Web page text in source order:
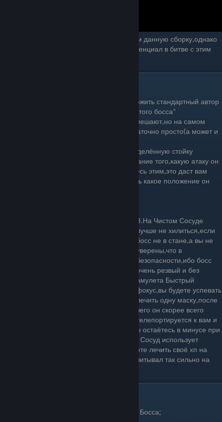
Для этих людей,я могу посоветовать еще и данную сборку,однако
в ней на мой взгляд намного меньший потенциал в битве с этим
1.Самое банальное,что может вам предложить стандартный автор
руководства,это :"Тренируйся проходить этого босса"
И да,тут действительно тренировки не помешают,но на самом
деле атаки сосуда можно впринципе достаточно просто(а может и
2.Наш братец перед атакой встаёт в определённую стойку
что,почти всегда даёт вам время на осознание того,какую атаку он
будет использовать следующей.Пользуйтесь этим,это даст вам
преимущество.Лучше всего будет подучить какое положение он
3.На Чистом Сосуде
лучше не хилиться,если
босс не в стане,а вы не
уверены,что в
безопасности,ибо босс
очень резвый и без
амулета Быстрый
фокус,вы будете успевать
лечить одну маску,после
чего он скорее всего
телепортируется к вам и
нанесет урон в 2 маски(выходит так,что вы остаётесь в минусе при
таком раскладе).Конечно,может повезти и Сосуд использует
атаку,которая вас не заденет,пока вы будете лечить своё хп на
вторую или третью маску,но я бы не рассчитывал так сильно на
Разберем каждую из всех возможных атак Босса;